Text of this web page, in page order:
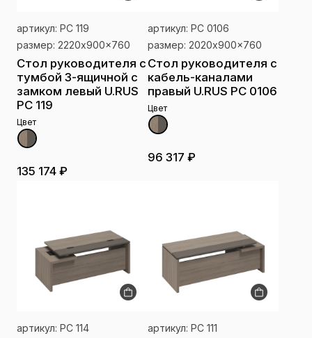
артикул: РС 119
размер: 2220x900x760
Стол руководителя с
тумбой 3-ящичной с
замком левый U.RUS
РС 119
Цвет
135 174 ₽
артикул: РС 0106
размер: 2020x900x760
Стол руководителя с
кабель-каналами
правый U.RUS РС 0106
Цвет
96 317 ₽
артикул: РС 114
артикул: РС 111